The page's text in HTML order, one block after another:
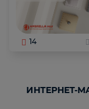
14
ИНТЕРНЕТ-